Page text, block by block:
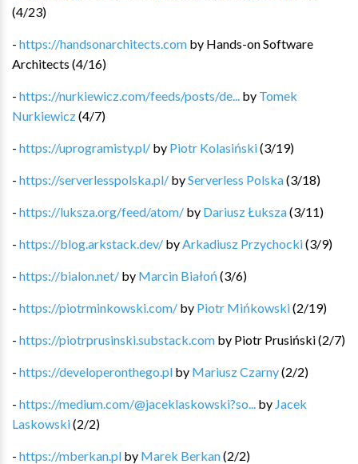
(4/23)
- https://handsonarchitects.com by Hands-on Software
Architects (4/16)
- https://nurkiewicz.com/feeds/posts/de... by Tomek
Nurkiewicz(4/7)
- https://uprogramisty.pl/ by Piotr Kolasiński(3/19)
- https://serverlesspolska.pl/ byServerless Polska(3/18)
- https://luksza.org/feed/atom/ by Dariusz Łuksza(3/11)
- https://blog.arkstack.dev/ by Arkadiusz Przychocki(3/9)
- https://bialon.net/ by Marcin Białoń (3/6)
- https://piotrminkowski.com/ by Piotr Mińkowski(2/19)
- https://piotrprusinski.substack.com by Piotr Prusiński(2/7)
- https://developeronthego.pl by Mariusz Czarny(2/2)
- https://medium.com/@jaceklaskowski?so... by Jacek
Laskowski(2/2)
- https://mberkan.pl by Marek Berkan(2/2)